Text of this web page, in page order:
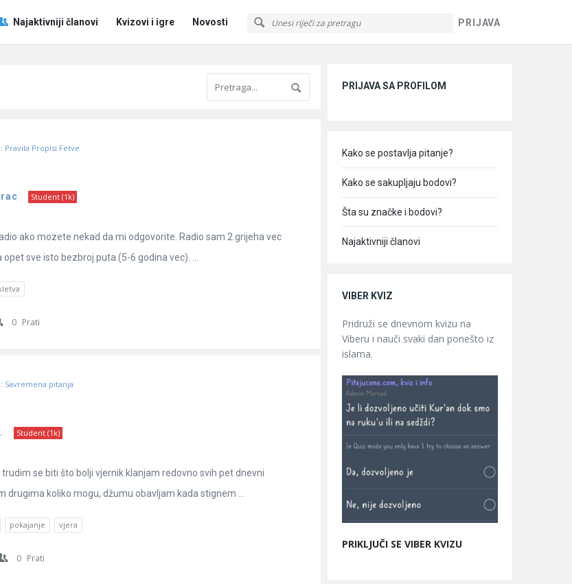
PRIJAVA
PitajNajaktivniji članovi Kvizovi i igre Novosti
Pravila Propisi Fetve
Student (1k)
ako mozete nekad da mi odgovorite. Radio sam 2 grijeha vec
sve isto bezbroj puta.(5-6 godina vec). ...
0 Prati
Savremena pitanja
Student (1k)
se biti što bolji vjernik klanjam redovno svih pet dnevni
drugima koliko mogu, džumu obavljam kada stignem ...
pokajanje vjera
0 Prati
PRIJAVA SA PROFILOM
Kako se postavlja pitanje?
Kako se sakupljaju bodovi?
Šta su značke i bodovi?
Najaktivniji članovi
VIBER KVIZ
Pridruži se dnevnom kvizu na
Viberu i nauči svaki dan ponešto iz
islama.
PRIKLJUČI SE VIBER KVIZU